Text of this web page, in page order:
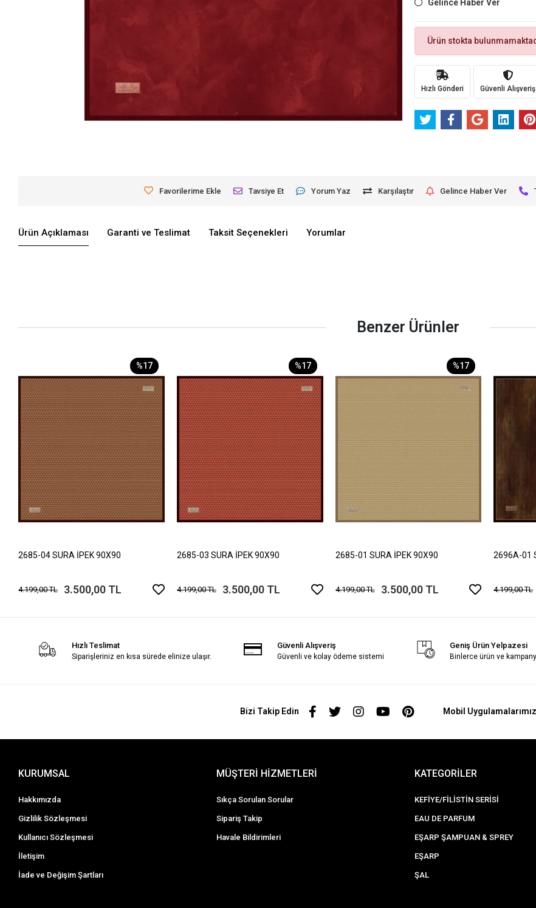
Gelince Haber Ver
Ürün stokta
Hızlı Gönderi Güvenli Alışveriş
Favorilerime Ekle Tavsiye Et Yorum Yaz Karşılaştır Gelince Haber Ver
Ürün Açıklaması Garanti ve Teslimat Taksit Seçenekleri Yorumlar
Benzer Ürünler
%17
2685-04 SURA İPEK 90X90
4.199,00 TL 3.500,00 TL
%17
2685-03 SURA İPEK 90X90
4.199,00 TL 3.500,00 TL
%17
2685-01 SURA İPEK 90X90
4.199,00 TL 3.500,00 TL
2696A-01
4.199,00 TL
Hızlı Teslimat
Siparişleriniz en kısa sürede elinize ulaşır.
Güvenli Alışveriş
Güvenli ve kolay ödeme sistemi
Geniş Ürün Yelpazesi
Binlerce ürün ve
Bizi Takip Edin Mobil Uygulamalarımız
KURUMSAL
Hakkımızda
Gizlilik Sözleşmesi
Kullanıcı Sözleşmesi
İletişim
İade ve Değişim Şartları
MÜŞTERİ HİZMETLERİ
Sıkça Sorulan Sorular
Sipariş Takip
Havale Bildirimleri
KATEGORİLER
KEFİYE/FİLİSTİN SERİSİ
EAU DE PARFUM
EŞARP ŞAMPUAN & SPREY
EŞARP
ŞAL